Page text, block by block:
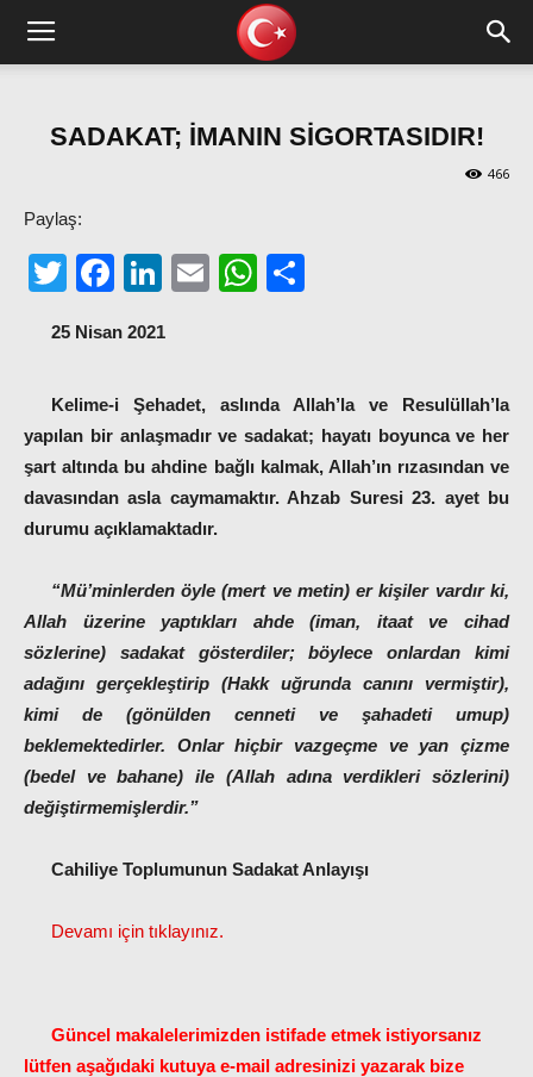
SADAKAT; İMANIN SİGORTASIDIR!
466
Paylaş:
TwitterFacebook
LinkedIn
EmailWhatsApp
25 Nisan 2021
Kelime-i Şehadet, aslında Allah’la ve Resulüllah’la
yapılan bir anlaşmadır ve sadakat; hayatı boyunca ve her
şart altında bu ahdine bağlı kalmak, Allah’ın rızasından ve
davasından asla caymamaktır. Ahzab Suresi 23. ayet bu
durumu açıklamaktadır.
“Mü’minlerden öyle (mert ve metin) er kişiler vardır ki,
Allah üzerine yaptıkları ahde (iman, itaat ve cihad
sözlerine) sadakat gösterdiler; böylece onlardan kimi
adağını gerçekleştirip (Hakk uğrunda canını vermiştir),
kimi de (gönülden cenneti ve şahadeti umup)
beklemektedirler. Onlar hiçbir vazgeçme ve yan çizme
(bedel ve bahane) ile (Allah adına verdikleri sözlerini)
değiştirmemişlerdir.”
Cahiliye Toplumunun Sadakat Anlayışı
Devamı için tıklayınız.
Güncel makalelerimizden istifade etmek istiyorsanız
lütfen aşağıdaki kutuya e-mail adresinizi yazarak bize